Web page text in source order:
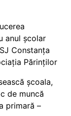
anul școlar
Constanța
Părinților
școala,
de muncă
primară –